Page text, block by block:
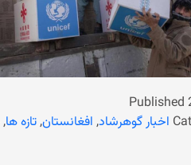
Published
اخبار گوهرشاد, افغانستان,تازه ها,